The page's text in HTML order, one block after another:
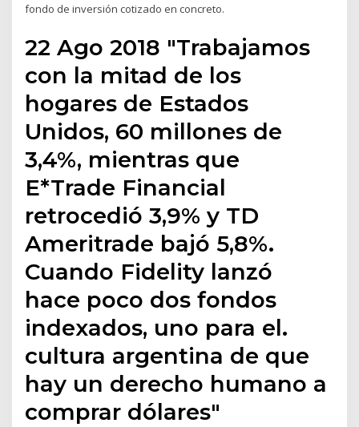
fondo de inversión cotizado en concreto.
22 Ago 2018 "Trabajamos
con la mitad de los
hogares de Estados
Unidos, 60 millones de
3,4%, mientras que
E*Trade Financial
retrocedió 3,9% y TD
Ameritrade bajó 5,8%.
Cuando Fidelity lanzó
hace poco dos fondos
indexados, uno para el.
cultura argentina de que
hay un derecho humano a
comprar dólares"